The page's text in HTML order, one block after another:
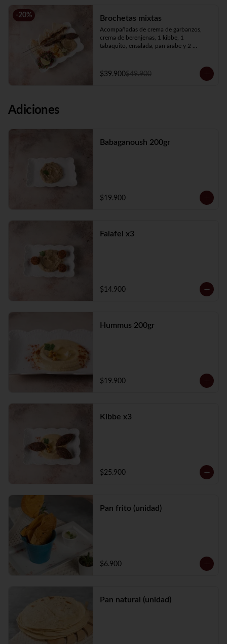
-20% Brochetas mixtas
Acompañadas de crema de garbanzos,
crema de berenjenas, 1 kibbe, 1
tabaquito, ensalada, pan árabe y 2
$39.900$49.900
Adiciones
Babaganoush 200gr
$19.900
Falafel x3
$14.900
Hummus 200gr
$19.900
Kibbe x3
$25.900
Pan frito (unidad)
$6.900
Pan natural (unidad)